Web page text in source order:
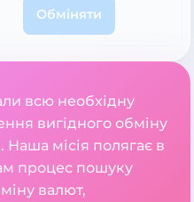
Обміняти
всю необхідну
вигідного обміну
Наша місія полягає в
процес пошуку
валют,